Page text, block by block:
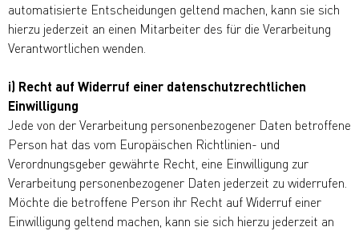
automatisierte Entscheidungen geltend machen, kann sie sich
hierzu jederzeit an einen Mitarbeiter des für die Verarbeitung
Verantwortlichen wenden.
i) Recht auf Widerruf einer datenschutzrechtlichen
Einwilligung
Jede von der Verarbeitung personenbezogener Daten betroffene
Person hat das vom Europäischen Richtlinien- und
Verordnungsgeber gewährte Recht, eine Einwilligung zur
Verarbeitung personenbezogener Daten jederzeit zu widerrufen.
Möchte die betroffene Person ihr Recht auf Widerruf einer
Einwilligung geltend machen, kann sie sich hierzu jederzeit an